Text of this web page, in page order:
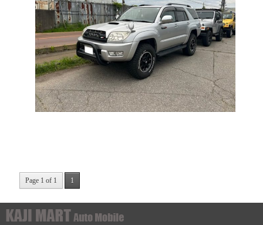
Page 1 of 1 1